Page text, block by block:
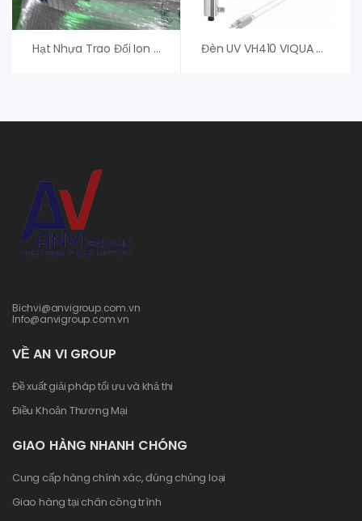
Hạt Nhựa Trao Đổi Ion Diaion SK100 – Mitsubishi Đèn UV VH410 VIQUA – Đèn UV Diệt Khuẩn
Bichvi@anvigroup.com.vn
Info@anvigroup.com.vn
VỀ AN VI GROUP
Đề xuất giải pháp tối ưu và khả thi
Điều Khoản Thương Mại
GIAO HÀNG NHANH CHÓNG
Cung cấp hàng chính xác, đúng chủng loại
Giao hàng tại chân công trình